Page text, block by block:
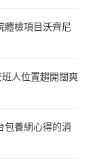
體檢項目沃齊尼
人位置趨開闊爽
包養網心得的消